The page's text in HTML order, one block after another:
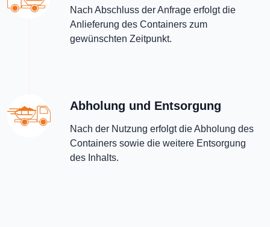
Nach Abschluss der Anfrage erfolgt die
Anlieferung des Containers zum
gewünschten Zeitpunkt.
Abholung und Entsorgung
Nach der Nutzung erfolgt die Abholung des
Containers sowie die weitere Entsorgung
des Inhalts.